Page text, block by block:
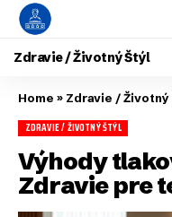
Zdravie / Životný Štýl
Home » Zdravie /
ZDRAVIE / ŽIVOTNÝ ŠTÝL
Výhody
Zdravie pre